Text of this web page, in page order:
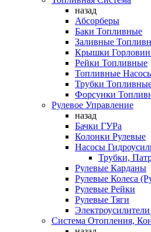
назад
Абсорберы
Баки Топливные
Заливные
Крышки Горловин
Рейки Топливные
Топливные
Трубки
Форсунки
Рулевое Управление
назад
Бачки ГУРа
Колонки Рулевые
Насосы
Трубки,
Рулевые Карданы
Рулевые Колеса
Рулевые Рейки
Рулевые Тяги
Система Отопления,